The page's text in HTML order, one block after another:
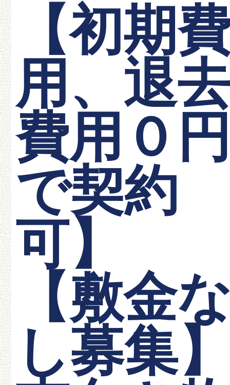
【初期
用、退
費用０
で契約
可】
【敷金
し募集